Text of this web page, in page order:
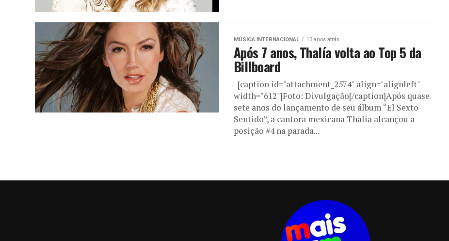
MÚSICA INTERNACIONAL 13 anos atrás
Após 7 anos, Thalía volta ao Top 5 da
Billboard
[caption id="attachment_2574" align="alignleft"
width="612"]Foto: Divulgação[/caption]Após quase
sete anos do lançamento de seu álbum “El Sexto
Sentido”, a cantora mexicana Thalía alcançou a
posição #4 na parada...